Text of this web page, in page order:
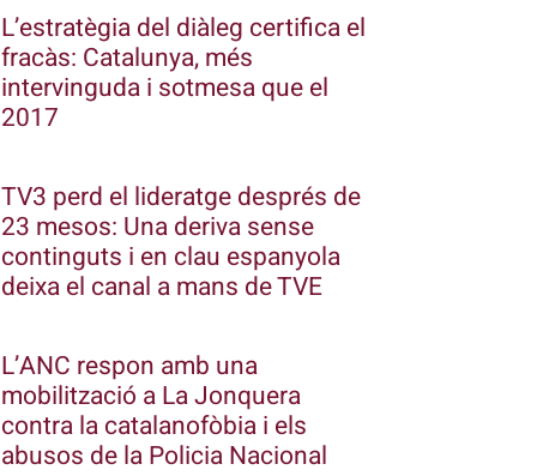
L’estratègia del diàleg certifica el
fracàs: Catalunya, més
intervinguda i sotmesa que el
2017
TV3 perd el lideratge després de
23 mesos: Una deriva sense
continguts i en clau espanyola
deixa el canal a mans de TVE
L’ANC respon amb una
mobilització a La Jonquera
contra la catalanofòbia i els
abusos de la Policia Nacional